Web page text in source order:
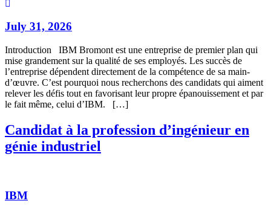
July 31, 2026
Introduction IBM Bromont est une entreprise de premier plan qui
mise grandement sur la qualité de ses employés. Les succès de
l’entreprise dépendent directement de la compétence de sa main-
d’œuvre. C’est pourquoi nous recherchons des candidats qui aiment
relever les défis tout en favorisant leur propre épanouissement et par
le fait même, celui d’IBM. […]
Candidat à la profession d’ingénieur en
génie industriel
IBM